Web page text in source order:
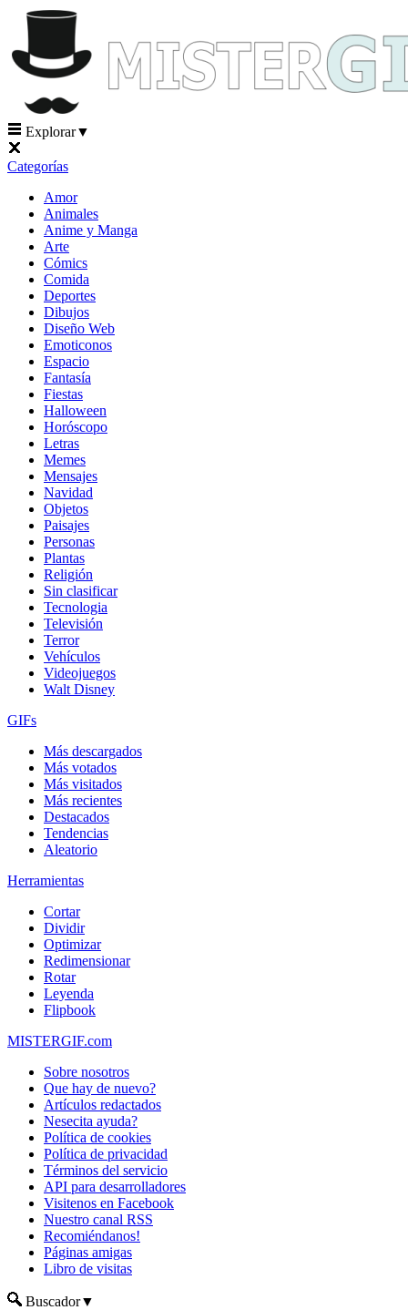
Explorar▼
Categorías
Amor
Animales
Anime y Manga
Arte
Cómics
Comida
Deportes
Dibujos
Diseño Web
Emoticonos
Espacio
Fantasía
Fiestas
Halloween
Horóscopo
Letras
Memes
Mensajes
Navidad
Objetos
Paisajes
Personas
Plantas
Religión
Sin clasificar
Tecnologia
Televisión
Terror
Vehículos
Videojuegos
Walt Disney
GIFs
Más descargados
Más votados
Más visitados
Más recientes
Destacados
Tendencias
Aleatorio
Herramientas
Cortar
Dividir
Optimizar
Redimensionar
Rotar
Leyenda
Flipbook
MISTERGIF.com
Sobre nosotros
Que hay de nuevo?
Artículos redactados
Nesecita ayuda?
Política de cookies
Política de privacidad
Términos del servicio
API para desarrolladores
Visitenos en Facebook
Nuestro canal RSS
Recomiéndanos!
Páginas amigas
Libro de visitas
Buscador▼